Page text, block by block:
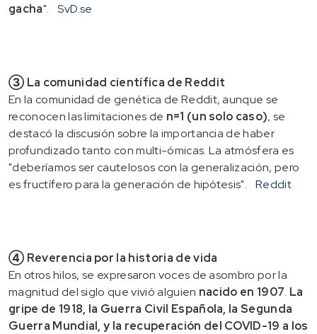
gacha". SvD.se
③ La comunidad científica de Reddit
En la comunidad de genética de Reddit, aunque se
reconocen las limitaciones de n=1 (un solo caso), se
destacó la discusión sobre la importancia de haber
profundizado tanto con multi-ómicas. La atmósfera es
"deberíamos ser cautelosos con la generalización, pero
es fructífero para la generación de hipótesis".
Reddit
④ Reverencia por la historia de vida
En otros hilos, se expresaron voces de asombro por la
magnitud del siglo que vivió alguien nacido en 1907. La
gripe de 1918, la Guerra Civil Española, la Segunda
Guerra Mundial, y la recuperación del COVID-19 a los